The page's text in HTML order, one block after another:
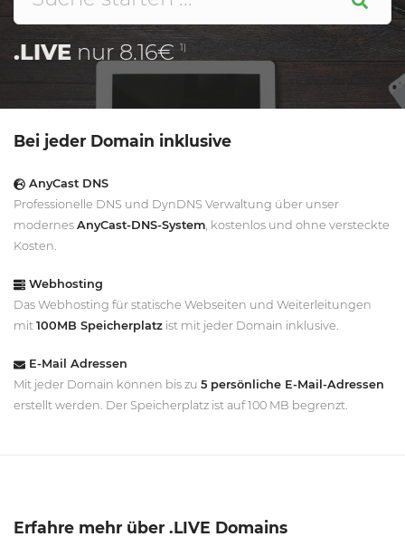
.LIVE nur 8.16€ 1)
Bei jeder Domain inklusive
AnyCast DNS
Professionelle DNS und DynDNS Verwaltung über unser
modernes AnyCast-DNS-System , kostenlos und ohne versteckte
Kosten.
Webhosting
Das Webhosting für statische Webseiten und Weiterleitungen
mit 100MB Speicherplatz ist mit jeder Domain inklusive.
E-Mail Adressen
Mit jeder Domain können bis zu 5 persönliche E-Mail-Adressen
erstellt werden. Der Speicherplatz ist auf 100 MB begrenzt.
Erfahre mehr über .LIVE Domains